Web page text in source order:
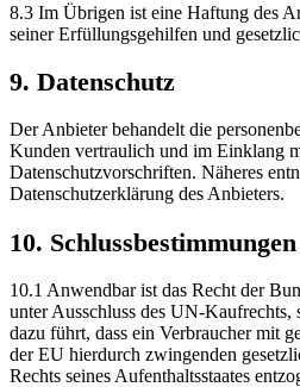
8.3 Im Übrigen ist eine Haftung des
seiner Erfüllungsgehilfen und
9. Datenschutz
Der Anbieter behandelt die
Kunden vertraulich und im Einklang
Datenschutzvorschriften. Näheres
Datenschutzerklärung des Anbieters.
10. Schlussbestimmungen
10.1 Anwendbar ist das Recht der
unter Ausschluss des UN-
dazu führt, dass ein Verbraucher mit
der EU hierdurch zwingenden
Rechts seines Aufenthaltsstaates